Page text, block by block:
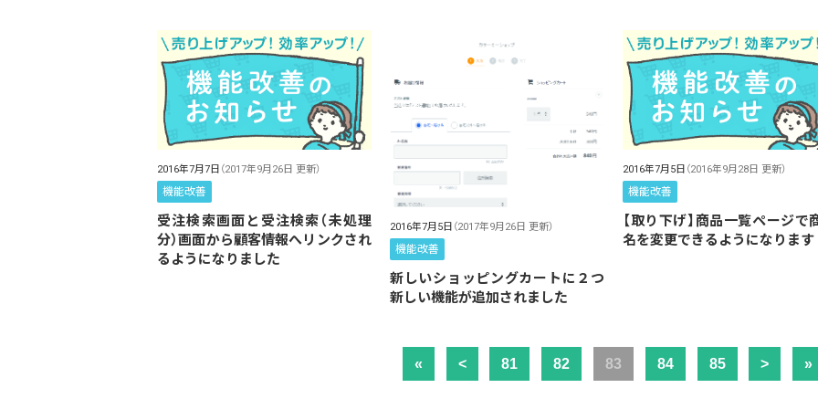
2016年7月7日 （2017年9月26日 更新）
機能改善
受注検索画面と受注検索（未処理
分）画面から顧客情報へリンクされ
るようになりました
2016年7月5日 （2017年9月26日 更新）
機能改善
新しいショッピングカートに２つ
新しい機能が追加されました
2016年7月5日 （2016年9月28日 更新）
機能改善
【取り下げ】商品一覧ページで
名を変更できるようになります
« < 81 82 83 84 85 > »